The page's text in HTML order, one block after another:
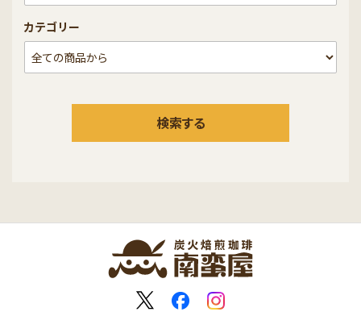
カテゴリー
検索する